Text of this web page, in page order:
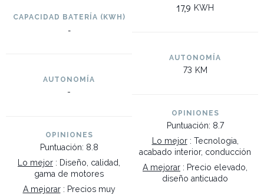
CAPACIDAD BATERÍA (KWH)
-
AUTONOMÍA
-
OPINIONES
Puntuación: 8.8
Lo mejor : Diseño, calidad,
gama de motores
A mejorar: Precios muy
17,9 KWH
AUTONOMÍA
73 KM
OPINIONES
Puntuación: 8.7
Lo mejor: Tecnologia,
acabado interior, conducción
A mejorar : Precio elevado,
diseño anticuado